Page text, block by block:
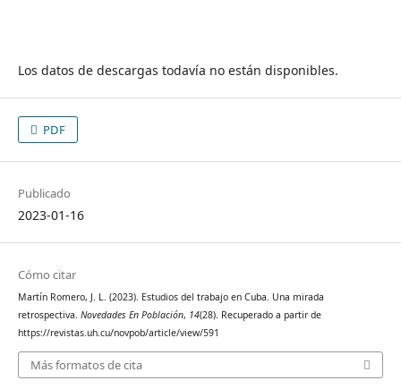
Los datos de descargas todavía no están disponibles.
PDF
Publicado
2023-01-16
Cómo citar
Martín Romero, J. L. (2023). Estudios del trabajo en Cuba. Una mirada
retrospectiva. Novedades En Población, 14(28). Recuperado a partir de
https://revistas.uh.cu/novpob/article/view/591
Más formatos de cita